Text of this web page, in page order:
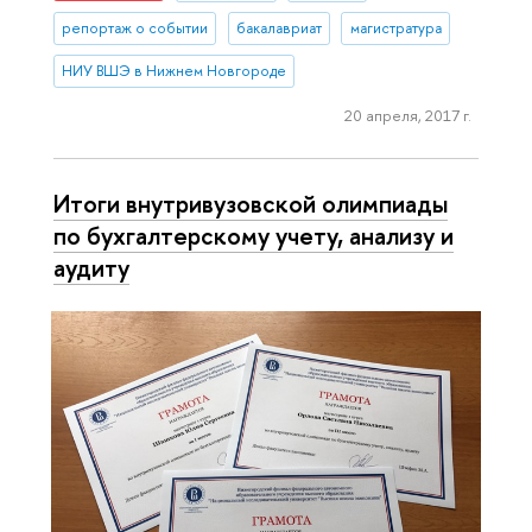
репортаж о событии бакалавриат магистратура
НИУ ВШЭ в Нижнем Новгороде
20 апреля, 2017 г.
Итоги внутривузовской олимпиады
по бухгалтерскому учету, анализу и
аудиту